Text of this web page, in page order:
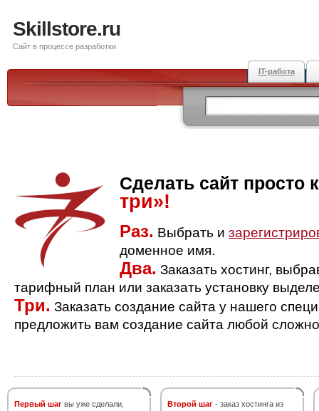
Skillstore.ru
Сайт в процессе разработки
IT-работа
Сделать сайт просто
три»!
Раз. Выбрать и
доменное имя.
Два. Заказать хостинг,
тарифный план или заказать установку
Три. Заказать создание сайта у нашего
предложить вам создание сайта любой
Первый шаг вы уже сделали,
Второй шаг - заказ хостинга из